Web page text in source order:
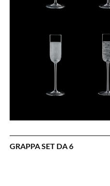
GRAPPA SET DA 6